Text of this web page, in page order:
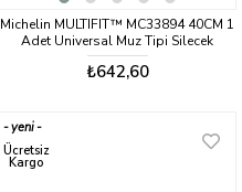
Michelin MULTIFIT™ MC33894 40CM 1
Adet Universal Muz Tipi Silecek
₺642,60
yeni
ürün
Ücretsiz
Kargo